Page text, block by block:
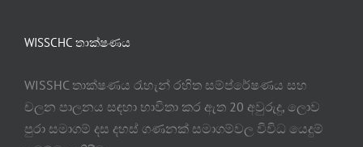
WISSCHC තාක්ෂණය
WISSHC තාක්ෂණය රැහැන් රහිත සම්ප්රේෂණය සහ
චලන පාලනය සඳහා භාවිතා කර ඇත 20 අවුරුදු, ලොව
පුරා සමාගම් දස දහස් ගණනක් සමාගම්වල විවිධ යෙදුම්